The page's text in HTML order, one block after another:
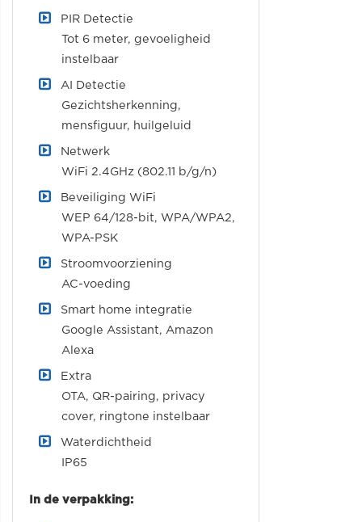
PIR Detectie
Tot 6 meter, gevoeligheid
instelbaar
AI Detectie
Gezichtsherkenning,
mensfiguur, huilgeluid
Netwerk
WiFi 2.4GHz (802.11 b/g/n)
Beveiliging WiFi
WEP 64/128-bit, WPA/WPA2,
WPA-PSK
Stroomvoorziening
AC-voeding
Smart home integratie
Google Assistant, Amazon
Alexa
Extra
OTA, QR-pairing, privacy
cover, ringtone instelbaar
Waterdichtheid
IP65
In de verpakking: